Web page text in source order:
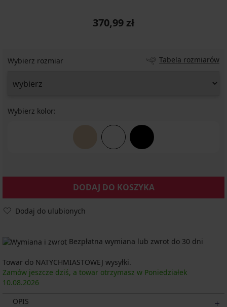
370,99 zł
Wybierz rozmiar Tabela rozmiarów
Wybierz kolor:
DODAJ DO KOSZYKA
Dodaj do ulubionych
Bezpłatna wymiana lub zwrot do 30 dni
Towar do NATYCHMIASTOWEJ wysyłki.
Zamów jeszcze dziś, a towar otrzymasz w Poniedziałek
10.08.2026
OPIS